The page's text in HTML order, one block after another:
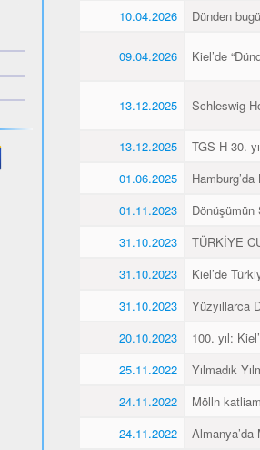
10.04.2026 Dünden
09.04.2026 Kiel’de
13.12.2025 Schleswig-
13.12.2025
TGS-H 30.
01.06.2025
01.11.2023
Dönüşümün
31.10.2023
TÜRKİYE
31.10.2023
Kiel’de
31.10.2023
Yüzyıllarca
20.10.2023
100. yıl:
25.11.2022
Yılmadık
24.11.2022
Mölln
24.11.2022
Almanya’da